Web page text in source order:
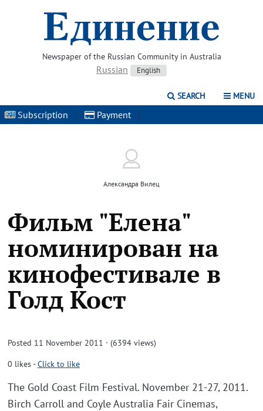
Newspaper of the Russian Community in Australia
Russian English
SEARCH MENU
Subscription | Payment |
Александра Вилец
Фильм "Елена"
номинирован на
кинофестивале в
Голд Кост
Posted 11 November 2011 · (6394 views)
0 likes-Click to like
The Gold Coast Film Festival. November 21-27, 2011.
Birch Carroll and Coyle Australia Fair Cinemas,